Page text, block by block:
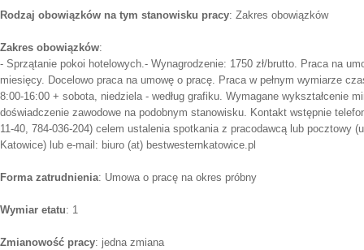
Rodzaj obowiązków na tym stanowisku pracy: Zakres obowiązków
Zakres obowiązków:
- Sprzątanie pokoi hotelowych.- Wynagrodzenie: 1750 zł/brutto. Praca na
miesięcy. Docelowo praca na umowę o pracę. Praca w pełnym wymiarze
8:00-16:00 + sobota, niedziela - według grafiku. Wymagane wykształcenie
doświadczenie zawodowe na podobnym stanowisku. Kontakt wstępnie
11-40, 784-036-204) celem ustalenia spotkania z pracodawcą lub pocztowy
Katowice) lub e-mail: biuro (at) bestwesternkatowice.pl
Forma zatrudnienia: Umowa o pracę na okres próbny
Wymiar etatu: 1
Zmianowość pracy: jedna zmiana